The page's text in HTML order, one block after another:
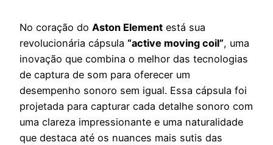
No coração do Aston Element está sua
revolucionária cápsula “active moving coil”, uma
inovação que combina o melhor das tecnologias
de captura de som para oferecer um
desempenho sonoro sem igual. Essa cápsula foi
projetada para capturar cada detalhe sonoro com
uma clareza impressionante e uma naturalidade
que destaca até os nuances mais sutis das